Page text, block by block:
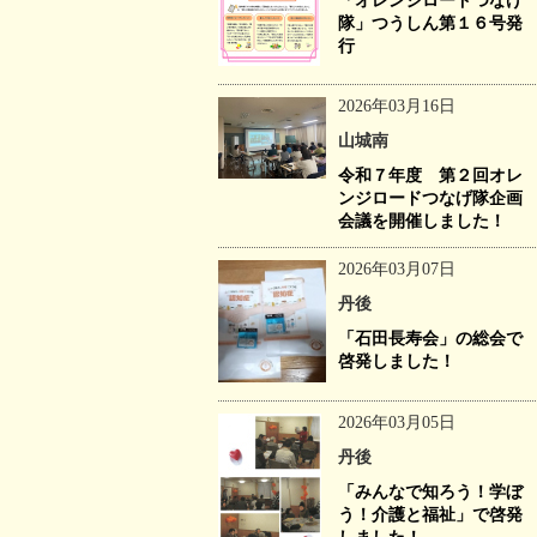
隊」つうしん第１６号発
行
2026年03月16日
山城南
令和７年度 第２回オレ
ンジロードつなげ隊企画
会議を開催しました！
2026年03月07日
丹後
「石田長寿会」の総会で
啓発しました！
2026年03月05日
丹後
「みんなで知ろう！学ぼ
う！介護と福祉」で啓発